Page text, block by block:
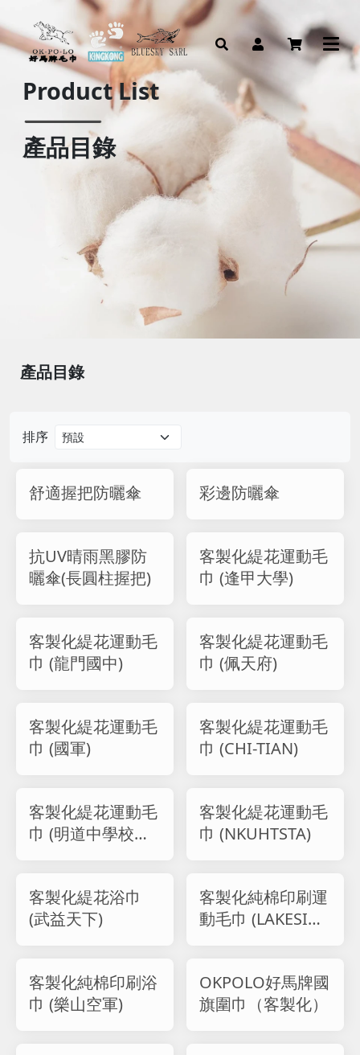
Product List
產品目錄
排序
舒適握把防曬傘 彩邊防曬傘
抗UV晴雨黑膠防
曬傘(長圓柱握把)
客製化緹花運動毛
巾 (逢甲大學)
客製化緹花運動毛
巾 (龍門國中)
客製化緹花運動毛
巾 (佩天府)
客製化緹花運動毛
巾 (國軍)
客製化緹花運動毛
巾 (CHI-TIAN)
客製化緹花運動毛
巾 (明道中學校友
客製化緹花運動毛
巾 (NKUHTSTA)
客製化緹花浴巾
(武益天下)
客製化純棉印刷運
動毛巾 (LAKESIDE
客製化純棉印刷浴
巾 (樂山空軍)
OKPOLO好馬牌國
旗圍巾（客製化）
產品目錄